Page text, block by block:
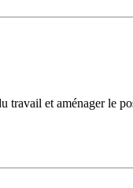
et aménager le